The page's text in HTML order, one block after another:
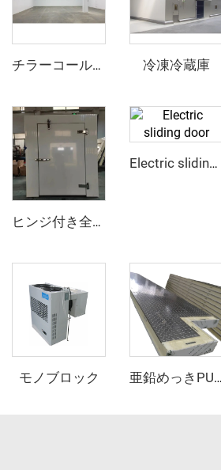
チラーコールドルーム 冷凍冷蔵庫
ヒンジ付き全埋め込みドア
Electric sliding door
モノブロック 亜鉛めっきPUサンドイッチパネル